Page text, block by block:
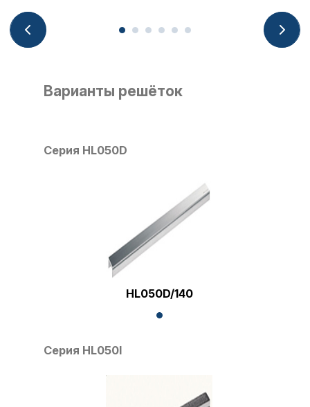
Варианты решёток
Серия HL050D
HL050D/140
Серия HL050I